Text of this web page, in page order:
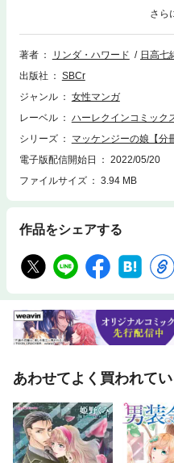
も…彼以上に素敵な男性なんてい
日、ソール・プレジャーの殺害計
ってしまう。次に目覚めると、彼
ル・プレジャーがそのまま人間に
著者 リンダ・ハワード
日高七
出版社
SBCr
ジャンル
女性マンガ
レーベル
ハーレクインコミック
シリーズ
マッケンジーの娘【分
電子版配信開始日
2022/05/20
ファイルサイズ
3.94 MB
作品をシェアする
あわせてよく買われて